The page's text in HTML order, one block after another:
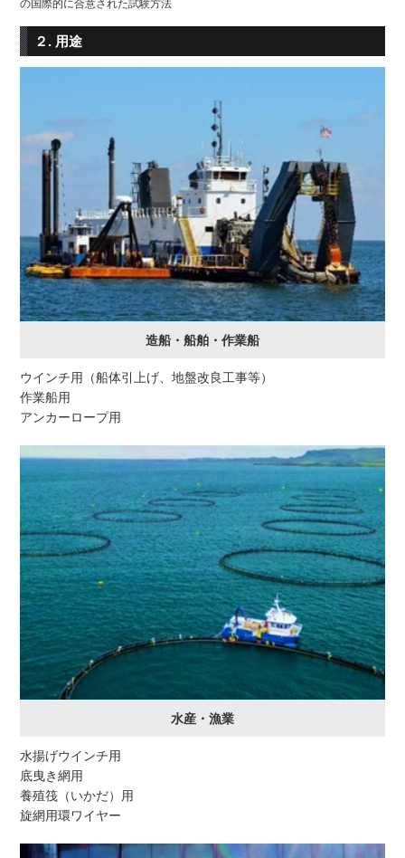
の国際的に合意された試験方法
２. 用途
造船・船舶・作業船
ウインチ用（船体引上げ、地盤改良工事等）
作業船用
アンカーロープ用
水産・漁業
水揚げウインチ用
底曳き網用
養殖筏（いかだ）用
旋網用環ワイヤー